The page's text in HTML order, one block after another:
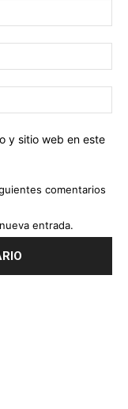
y sitio web en este
comentarios
entrada.